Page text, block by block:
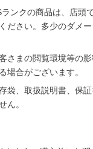
ンクの商品は、店頭
ださい。多少のダメ
さまの閲覧環境等の
場合がございます。
袋、取扱説明書、保
ん。